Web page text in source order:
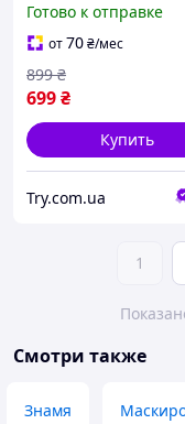
стяжек
Готово к отправке
от70₴/мес
699₴
899 ₴
Купить
Try.com.ua
1
Смотри также
Знамя